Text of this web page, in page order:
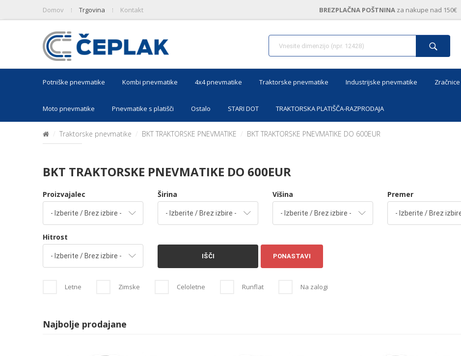
Domov Trgovina Kontakt BREZPLAČNA POŠTNINA za nakupe nad 150€
Potniške pnevmatike Kombi pnevmatike 4x4 pnevmatike Traktorske pnevmatike Industrijske pnevmatike Zračnice
Moto pnevmatike Pnevmatike s platišči Ostalo STARI DOT TRAKTORSKA PLATIŠČA-RAZPRODAJA
Traktorske pnevmatike BKT TRAKTORSKE PNEVMATIKE BKT TRAKTORSKE PNEVMATIKE DO 600EUR
BKT TRAKTORSKE PNEVMATIKE DO 600EUR
Proizvajalec Širina Višina Premer
Hitrost
IŠČI PONASTAVI
Letne Zimske Celoletne Runflat Na zalogi
Najbolje prodajane